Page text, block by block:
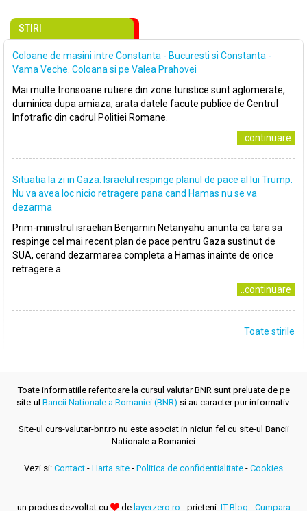
STIRI
Coloane de masini intre Constanta - Bucuresti si Constanta -
Vama Veche. Coloana si pe Valea Prahovei
Mai multe tronsoane rutiere din zone turistice sunt aglomerate,
duminica dupa amiaza, arata datele facute publice de Centrul
Infotrafic din cadrul Politiei Romane.
..continuare
Situatia la zi in Gaza: Israelul respinge planul de pace al lui Trump.
Nu va avea loc nicio retragere pana cand Hamas nu se va
dezarma
Prim-ministrul israelian Benjamin Netanyahu anunta ca tara sa
respinge cel mai recent plan de pace pentru Gaza sustinut de
SUA, cerand dezarmarea completa a Hamas inainte de orice
retragere a..
..continuare
Toate stirile
Toate informatiile referitoare la cursul valutar BNR sunt preluate de pe
site-ul Bancii Nationale a Romaniei (BNR) si au caracter pur informativ.
Site-ul curs-valutar-bnr.ro nu este asociat in niciun fel cu site-ul Bancii
Nationale a Romaniei
Vezi si: Contact - Harta site - Politica de confidentialitate - Cookies
un produs dezvoltat cu de layerzero.ro - prieteni: IT Blog - Cumpara